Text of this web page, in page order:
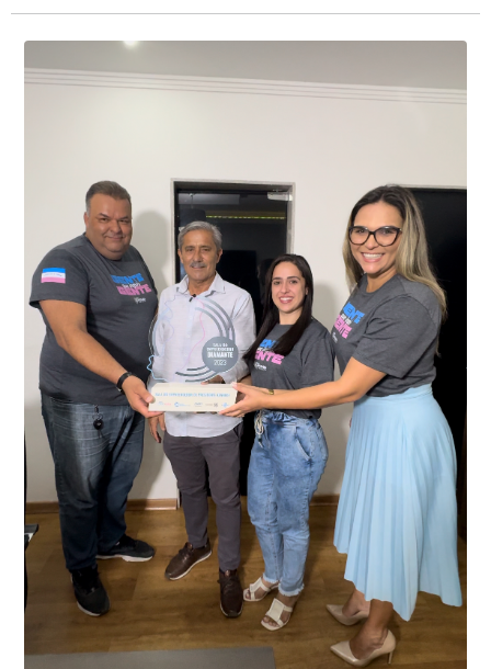
Presidente Kennedy identificaram neste fim de semana,
01 de junho, uma motocicleta com indícios de
adulteração, imediatamente, a central de
videomonitoramento acionou a Guarda Civil Municipal,
Durante a abordagem a adulteração foi comprovada,
através da conferência do Chassi, a motocicleta, bem
conta do sistema de videomonitoramento instalado
recentemente em todo o município de Presidente
Kennedy, o sistema é integrado com outros municípios
do país, sendo possível a identificação de veículos por
meio do cruzamento de informações, nesse caso
específico, com dados de uma cidade do Estado do Rio
de Janeiro.
“Mais de 100 câmeras foram instaladas na sede e no
interior de Presidente Kennedy, garantindo mais
segurança à população, seja nas ruas, no comércio, os
produtores agropecuários. Estamos no rumo certo,
parabéns a todos os servidores que contribuem para a
segurança da nossa cidade”, destaca o prefeito Dorlei
Fontão.